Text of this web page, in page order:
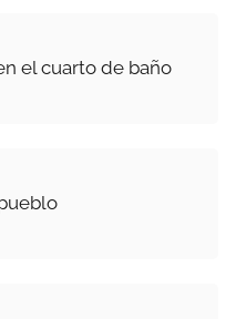
el cuarto de baño